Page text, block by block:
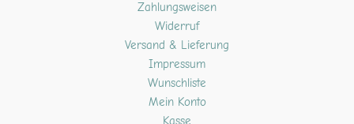
Zahlungsweisen
Widerruf
Versand & Lieferung
Impressum
Wunschliste
Mein Konto